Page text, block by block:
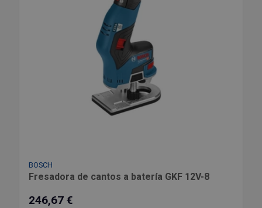
BOSCH
Fresadora de cantos a batería GKF 12V-8
246,67 €